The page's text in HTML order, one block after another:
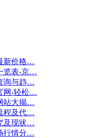
新价格…
览表-京…
询与趋…
网-轻松…
站大揭…
程及代…
及现状…
行情分…